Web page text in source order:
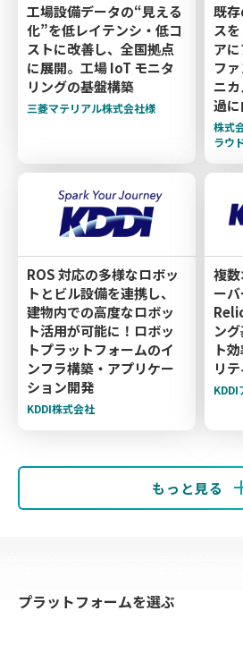
工場設備データの“見える
化”を低レイテンシ・低コ
ストに改善し、全国拠点
に展開。工場 IoT モニタ
リングの基盤構築
三菱マテリアル株式会社様
既
ス
ア
フ
ニ
過
株式
ラウ
ROS 対応の多様なロボッ
トとビル設備を連携し、
建物内での高度なロボッ
ト活用が可能に！ロボッ
トプラットフォームのイ
ンフラ構築・アプリケー
ション開発
KDDI株式会社
複
ー
ン
ト
リ
KDDI
もっと見る
プラットフォームを選ぶ